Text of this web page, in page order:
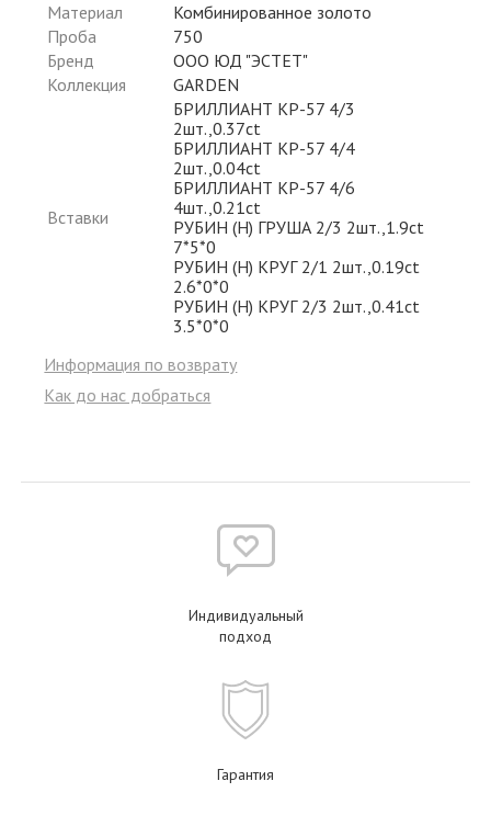
Материал
Комбинированное золото
Проба
750
Бренд
ООО ЮД "ЭСТЕТ"
Коллекция
GARDEN
Вставки
БРИЛЛИАНТ КР-57 4/3
2шт.,0.37ct
БРИЛЛИАНТ КР-57 4/4
2шт.,0.04ct
БРИЛЛИАНТ КР-57 4/6
4шт.,0.21ct
РУБИН (H) ГРУША 2/3 2шт.,1.9ct
7*5*0
РУБИН (H) КРУГ 2/1 2шт.,0.19ct
2.6*0*0
РУБИН (H) КРУГ 2/3 2шт.,0.41ct
3.5*0*0
Информация по возврату
Как до нас добраться
Индивидуальный
подход
Гарантия